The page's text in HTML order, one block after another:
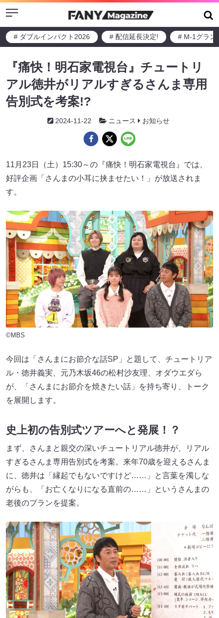
Menu
# ダブルインパクト2026 # 配信延長決定! # M-1グラン
『痛快！明石家電視台』チュートリ
アル徳井がリアルすぎるさんま専用
告別式を考案!?
2024-11-22 ニュース お知らせ
11月23日（土）15:30～の『痛快！明石家電視台』では、
好評企画「さんまの小耳に挟ませたい！」が放送されま
す。
©MBS
今回は「さんまにお節介な話SP」と題して、チュートリア
ル・徳井義実、元乃木坂46の松村沙友理、オダウエダら
が、「さんまにお節介を焼きたい話」を持ち寄り、トーク
を展開します。
史上初の告別式ツアーへと発展！？
まず、さんまと親交の深いチュートリアル徳井が、リアル
すぎるさんま専用告別式を考案。来年70歳を迎えるさんま
に、徳井は「縁起でもないですけど……」と言葉を濁しな
がらも、「お亡くなりになる直前の……」というさんまの
老後のプランを提案。